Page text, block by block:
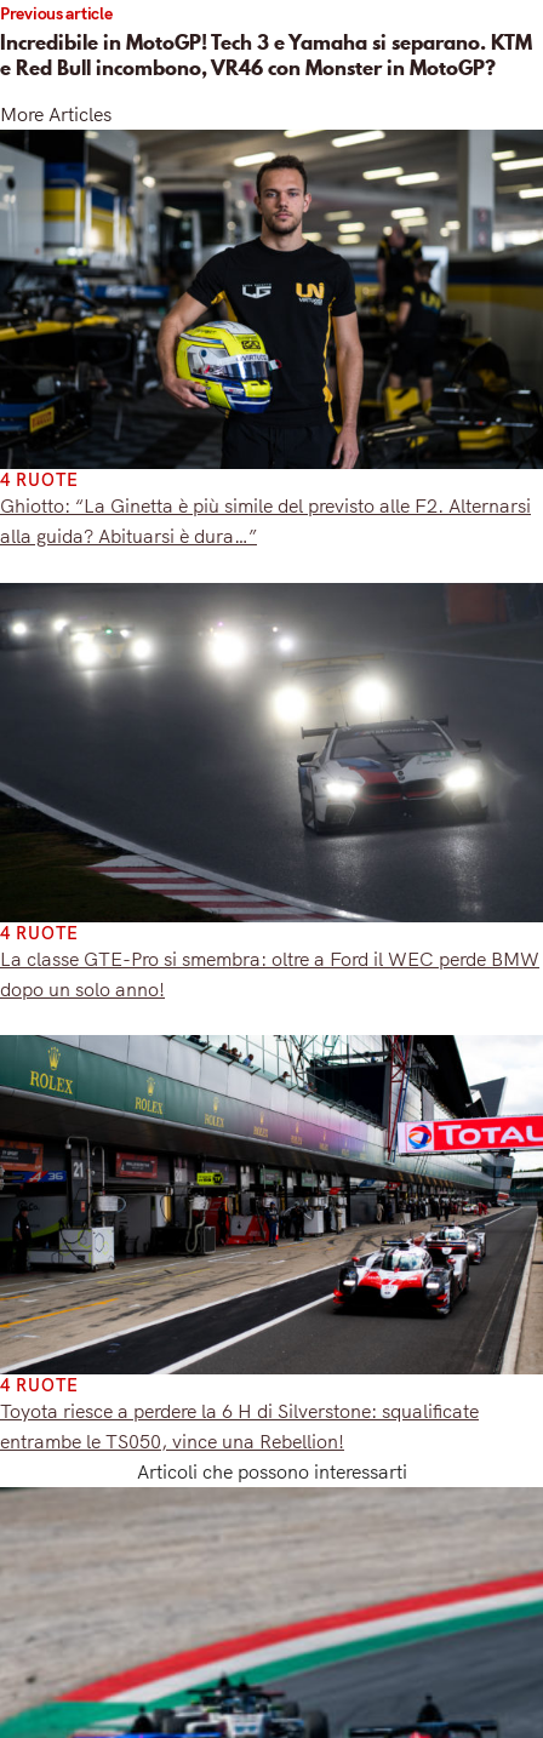
Previous article
Incredibile in MotoGP! Tech 3 e Yamaha si separano. KTM
e Red Bull incombono, VR46 con Monster in MotoGP?
More Articles
4 RUOTE
Ghiotto: “La Ginetta è più simile del previsto alle F2. Alternarsi
alla guida? Abituarsi è dura…”
4 RUOTE
La classe GTE-Pro si smembra: oltre a Ford il WEC perde BMW
dopo un solo anno!
4 RUOTE
Toyota riesce a perdere la 6 H di Silverstone: squalificate
entrambe le TS050, vince una Rebellion!
Articoli che possono interessarti